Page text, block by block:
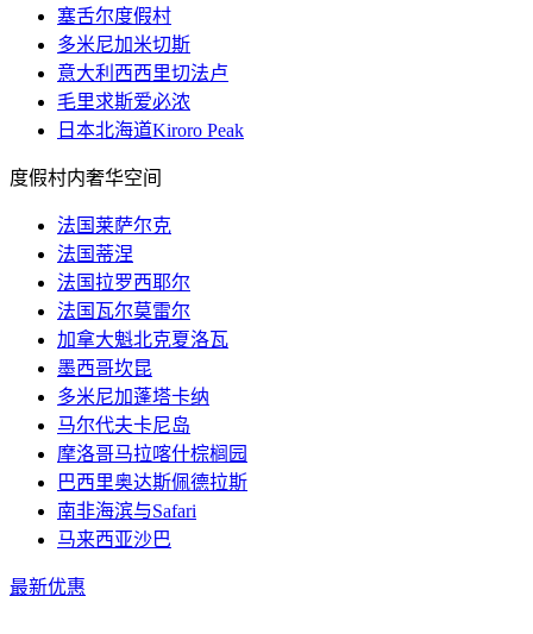
塞舌尔度假村
多米尼加米切斯
意大利西西里切法卢
毛里求斯爱必浓
日本北海道Kiroro Peak
度假村内奢华空间
法国莱萨尔克
法国蒂涅
法国拉罗西耶尔
法国瓦尔莫雷尔
加拿大魁北克夏洛瓦
墨西哥坎昆
多米尼加蓬塔卡纳
马尔代夫卡尼岛
摩洛哥马拉喀什棕榈园
巴西里奥达斯佩德拉斯
南非海滨与Safari
马来西亚沙巴
最新优惠